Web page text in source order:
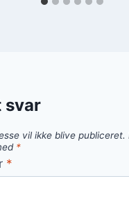
svar
vil ikke blive publiceret.
*
*